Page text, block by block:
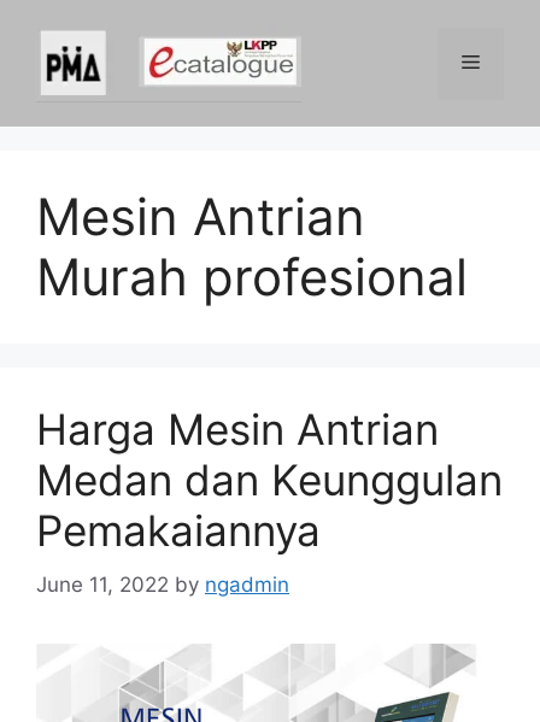
content
Menu
Mesin Antrian
Murah profesional
Harga Mesin Antrian
Medan dan Keunggulan
Pemakaiannya
June 11, 2022 by ngadmin